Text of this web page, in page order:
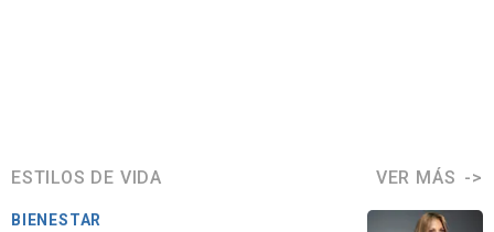
ESTILOS DE VIDA VER MÁS
BIENESTAR